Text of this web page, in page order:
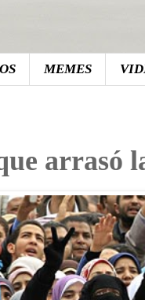
MEMES
arrasó